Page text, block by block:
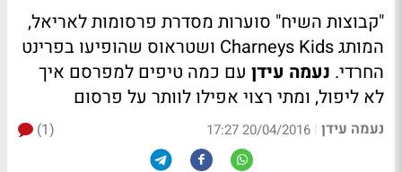
"קבוצות השיח" סוערות מסדרת פרסומות לאריאל,
המותג Charneys Kids ושטראוס שהופיעו בפרינט
החרדי. נעמה עידן עם כמה טיפים למפרסם איך
לא ליפול, ומתי רצוי אפילו לוותר על פרסום
נעמה עידן |
20/04/2016 17:27
(1)